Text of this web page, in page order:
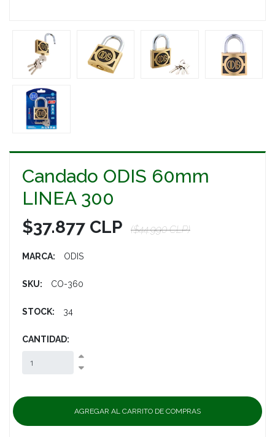
Candado ODIS 60mm
LINEA 300
$37.877 CLP ($44.990 CLP)
MARCA: ODIS
SKU: CO-360
STOCK: 34
CANTIDAD: